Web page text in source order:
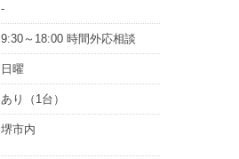
-
9:30～18:00 時間外応相談
日曜
あり （1台）
堺市内